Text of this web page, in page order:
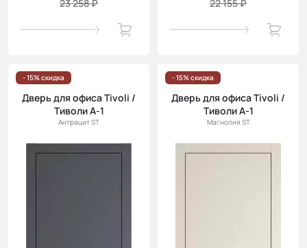
23 258 ₽ 22 155 ₽
- 15% скидка
Дверь для офиса Tivoli /
Тиволи А-1
Антрацит ST
- 15% скидка
Дверь для офиса Tivoli /
Тиволи А-1
Магнолия ST